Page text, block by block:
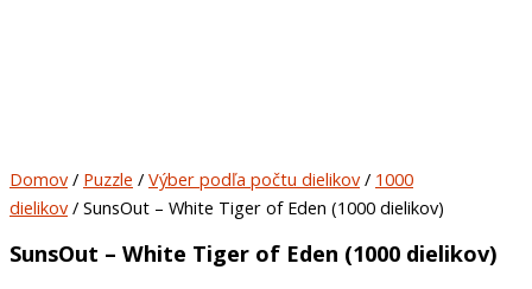
Domov/ Puzzle / Výber podľa počtu dielikov/ 1000
dielikov/ SunsOut – White Tiger of Eden (1000 dielikov)
SunsOut – White Tiger of Eden (1000 dielikov)